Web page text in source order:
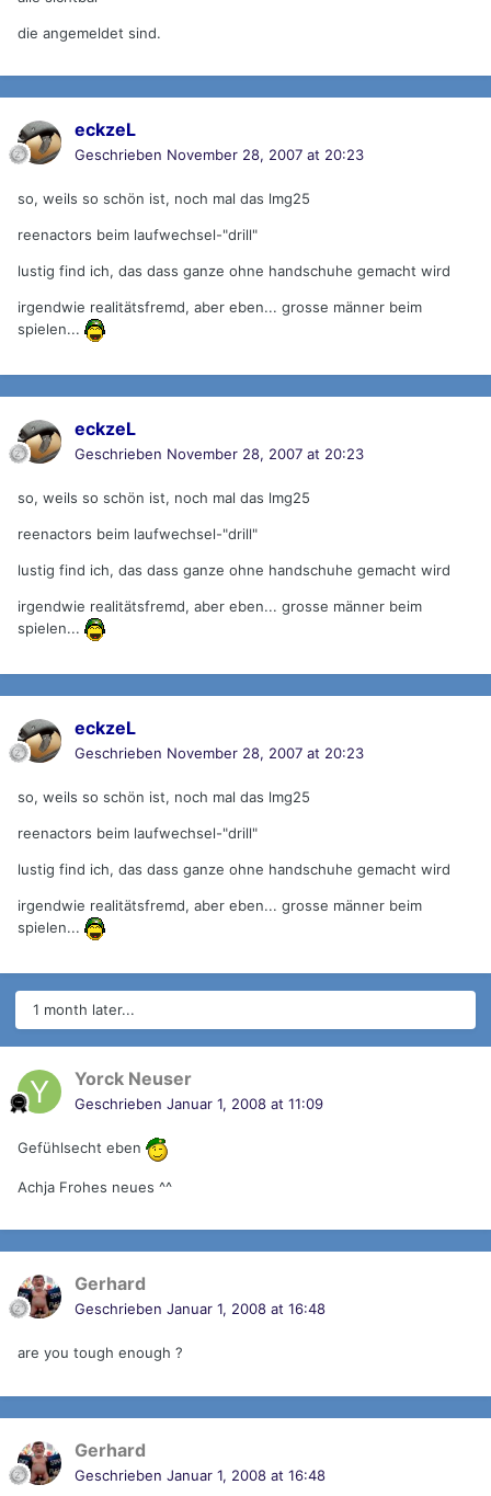
die angemeldet sind.
eckzeL
Geschrieben November 28, 2007 at 20:23
so, weils so schön ist, noch mal das lmg25
reenactors beim laufwechsel-"drill"
lustig find ich, das dass ganze ohne handschuhe gemacht wird
irgendwie realitätsfremd, aber eben... grosse männer beim
spielen...
eckzeL
Geschrieben November 28, 2007 at 20:23
so, weils so schön ist, noch mal das lmg25
reenactors beim laufwechsel-"drill"
lustig find ich, das dass ganze ohne handschuhe gemacht wird
irgendwie realitätsfremd, aber eben... grosse männer beim
spielen...
eckzeL
Geschrieben November 28, 2007 at 20:23
so, weils so schön ist, noch mal das lmg25
reenactors beim laufwechsel-"drill"
lustig find ich, das dass ganze ohne handschuhe gemacht wird
irgendwie realitätsfremd, aber eben... grosse männer beim
spielen...
1 month later...
Yorck Neuser
Geschrieben Januar 1, 2008 at 11:09
Gefühlsecht eben
Achja Frohes neues ^^
Gerhard
Geschrieben Januar 1, 2008 at 16:48
are you tough enough ?
Gerhard
Geschrieben Januar 1, 2008 at 16:48